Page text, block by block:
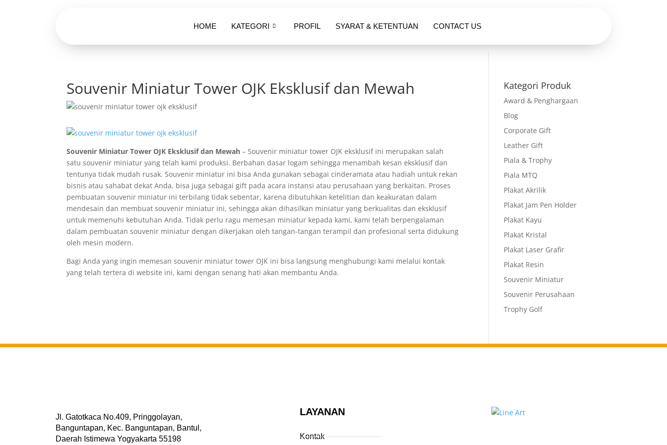
HOME KATEGORI PROFIL SYARAT & KETENTUAN CONTACT US
Souvenir Miniatur Tower OJK Eksklusif dan Mewah
Souvenir Miniatur Tower OJK Eksklusif dan Mewah – Souvenir miniatur tower OJK eksklusif ini merupakan salah
satu souvenir miniatur yang telah kami produksi. Berbahan dasar logam sehingga menambah kesan eksklusif dan
tentunya tidak mudah rusak. Souvenir miniatur ini bisa Anda gunakan sebagai cinderamata atau hadiah untuk rekan
bisnis atau sahabat dekat Anda, bisa juga sebagai gift pada acara instansi atau perusahaan yang berkaitan. Proses
pembuatan souvenir miniatur ini terbilang tidak sebentar, karena dibutuhkan ketelitian dan keakuratan dalam
mendesain dan membuat souvenir miniatur ini, sehingga akan dihasilkan miniatur yang berkualitas dan eksklusif
untuk memenuhi kebutuhan Anda. Tidak perlu ragu memesan miniatur kepada kami, kami telah berpengalaman
dalam pembuatan souvenir miniatur dengan dikerjakan oleh tangan-tangan terampil dan profesional serta didukung
oleh mesin modern.
Bagi Anda yang ingin memesan souvenir miniatur tower OJK ini bisa langsung menghubungi kami melalui kontak
yang telah tertera di website ini, kami dengan senang hati akan membantu Anda.
Kategori Produk
Award & Penghargaan
Blog
Corporate Gift
Leather Gift
Piala & Trophy
Piala MTQ
Plakat Akrilik
Plakat Jam Pen Holder
Plakat Kayu
Plakat Kristal
Plakat Laser Grafir
Plakat Resin
Souvenir Miniatur
Souvenir Perusahaan
Trophy Golf
Jl. Gatotkaca No.409, Pringgolayan,
Banguntapan, Kec. Banguntapan, Bantul,
Daerah Istimewa Yogyakarta 55198
LAYANAN
Kontak